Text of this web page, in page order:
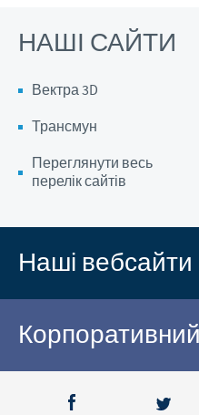
НАШІ САЙТИ
Вектра 3D
Трансмун
Переглянути весь
перелік сайтів
Наші вебсайти